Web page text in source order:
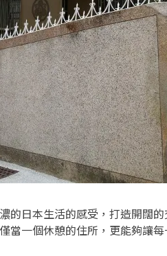
的日本生活的感受，打造開闊
當一個休憩的住所，更能夠讓